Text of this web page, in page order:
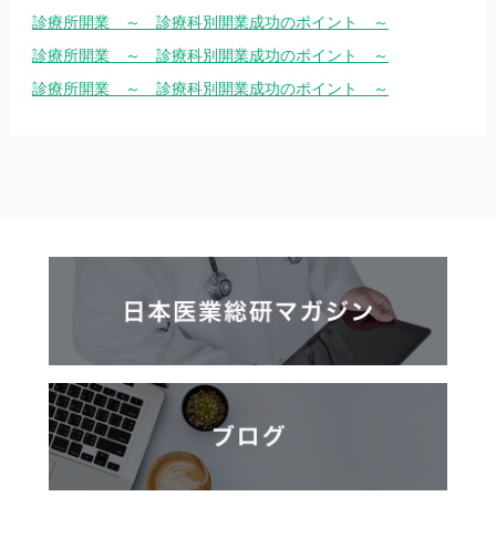
診療所開業 ～ 診療科別開業成功のポイント ～
診療所開業 ～ 診療科別開業成功のポイント ～
診療所開業 ～ 診療科別開業成功のポイント ～